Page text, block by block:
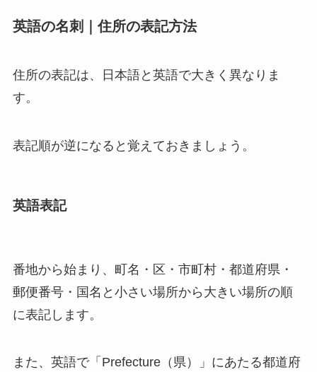
英語の名刺｜住所の表記方法
住所の表記は、日本語と英語で大きく異なりま
す。
表記順が逆になると覚えておきましょう。
英語表記
番地から始まり、町名・区・市町村・都道府県・
郵便番号・国名と小さい場所から大きい場所の順
に表記します。
また、英語で「Prefecture（県）」にあたる都道府